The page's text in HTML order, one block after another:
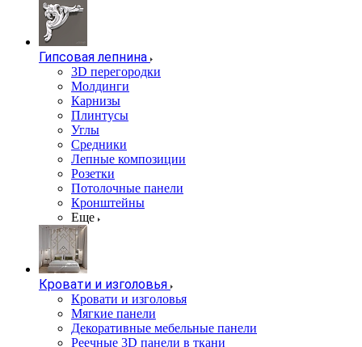
Гипсовая лепнина
3D перегородки
Молдинги
Карнизы
Плинтусы
Углы
Средники
Лепные композиции
Розетки
Потолочные панели
Кронштейны
Еще
Кровати и изголовья
Кровати и изголовья
Мягкие панели
Декоративные мебельные панели
Реечные 3D панели в ткани